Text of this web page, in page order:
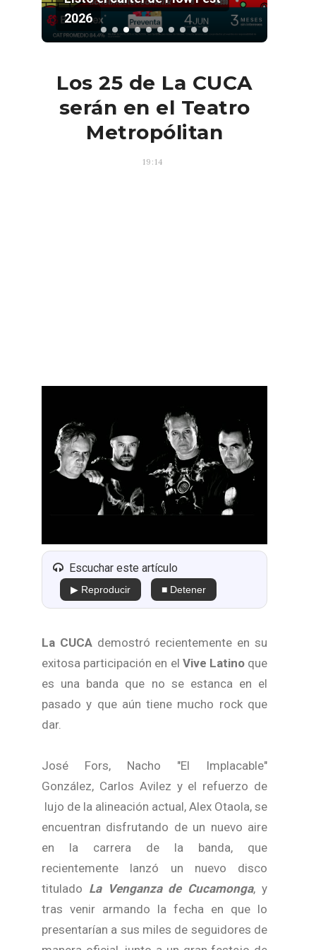
2026
Los 25 de La CUCA
serán en el Teatro
Metropólitan
19:14
Escuchar este artículo
▶ Reproducir ■ Detener
La CUCA demostró recientemente en su
exitosa participación en el Vive Latinoque
es una banda que no se estanca en el
pasado y que aún tiene mucho rock que
dar.
José Fors, Nacho "El Implacable"
González, Carlos Avilez y el refuerzo de
lujo de la alineación actual, Alex Otaola, se
encuentran disfrutando de un nuevo aire
en la carrera de la banda, que
recientemente lanzó un nuevo disco
titulado La Venganza de Cucamonga, y
tras venir armando la fecha en que lo
presentarían a sus miles de seguidores de